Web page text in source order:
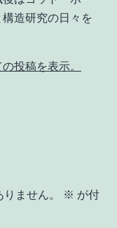
構造研究の日々を
投稿を表示。
ません。 ※ が付